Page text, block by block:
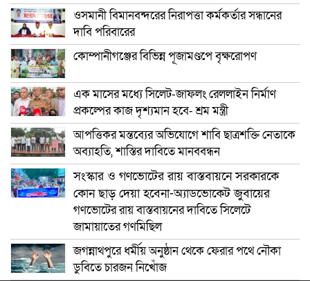
ওসমানী বিমানবন্দরের নিরাপত্তা কর্মকর্তার সন্ধানের
দাবি পরিবারের
কোম্পানীগঞ্জের বিভিন্ন পূজামণ্ডপে বৃক্ষরোপণ
এক মাসের মধ্যে সিলেট-জাফলং রেললাইন নির্মাণ
প্রকল্পের কাজ দৃশ্যমান হবে- শ্রম মন্ত্রী
আপত্তিকর মন্তব্যের অভিযোগে শাবি ছাত্রশক্তি নেতাকে
অব্যাহতি, শাস্তির দাবিতে মানববন্ধন
সংস্কার ও গণভোটের রায় বাস্তবায়নে সরকারকে
কোন ছাড় দেয়া হবেনা-অ্যাডভোকেট জুবায়ের
গণভোটের রায় বাস্তবায়নের দাবিতে সিলেটে
জামায়াতের গণমিছিল
জগন্নাথপুরে ধর্মীয় অনুষ্ঠান থেকে ফেরার পথে নৌকা
ডুবিতে চারজন নিখোঁজ